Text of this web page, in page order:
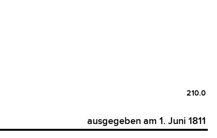
210.0
ausgegeben am 1. Juni 1811